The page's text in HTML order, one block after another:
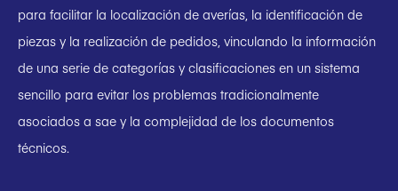
para facilitar la localización de averías, la identificación de
piezas y la realización de pedidos, vinculando la información
de una serie de categorías y clasificaciones en un sistema
sencillo para evitar los problemas tradicionalmente
asociados a sae y la complejidad de los documentos
técnicos.